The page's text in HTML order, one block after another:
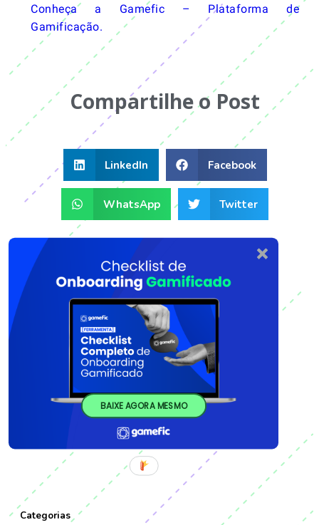
Conheça a Gamefic – Plataforma de
Gamificação.
Compartilhe o Post
LinkedIn Facebook
WhatsApp Twitter
BAIXE AGORA MESMO
Categorias